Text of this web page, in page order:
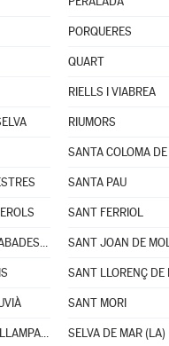
PORQUERES
QUART
RIELLS I VIABREA
RIUMORS
SANTA COLOMA DE
SANTA PAU
SANT FERRIOL
SANT JOAN DE LES ABADESSES SANT JOAN DE
SANT LLORENÇ DE
SANT MORI
SAUS, CAMALLERA I LLAMPAIES SELVA DE MAR (LA)